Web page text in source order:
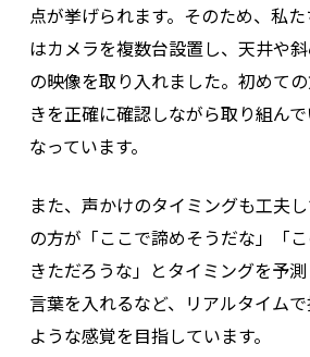
点が挙げられます。そのため、私
はカメラを複数台設置し、天井や
の映像を取り入れました。初めて
きを正確に確認しながら取り組ん
なっています。
また、声かけのタイミングも工夫
の方が「ここで諦めそうだな」「
きただろうな」とタイミングを予
言葉を入れるなど、リアルタイム
ような感覚を目指しています。